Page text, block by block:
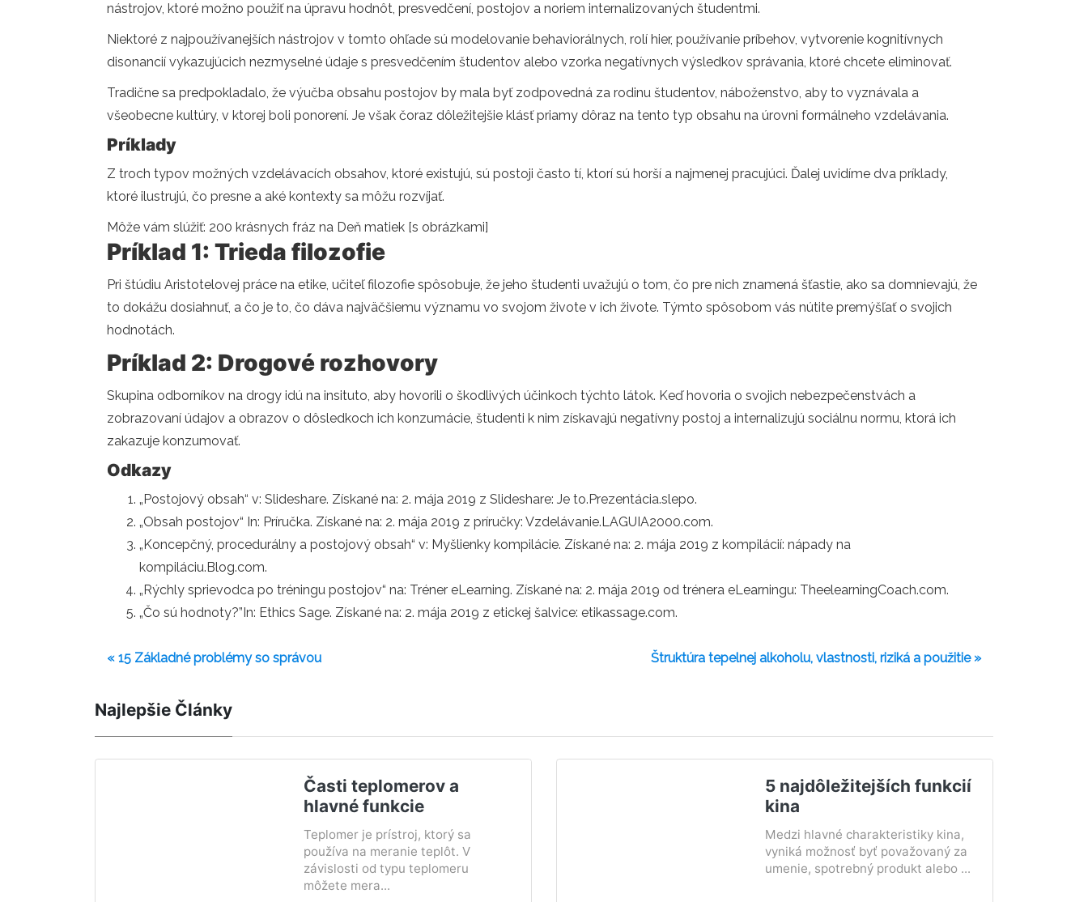
nástrojov, ktoré možno použiť na úpravu hodnôt, presvedčení, postojov a noriem internalizovaných študentmi.
Niektoré z najpoužívanejších nástrojov v tomto ohľade sú modelovanie behaviorálnych, rolí hier, používanie príbehov, vytvorenie kognitívnych
disonancií vykazujúcich nezmyselné údaje s presvedčením študentov alebo vzorka negatívnych výsledkov správania, ktoré chcete eliminovať.
Tradične sa predpokladalo, že výučba obsahu postojov by mala byť zodpovedná za rodinu študentov, náboženstvo, aby to vyznávala a
všeobecne kultúry, v ktorej boli ponorení. Je však čoraz dôležitejšie klásť priamy dôraz na tento typ obsahu na úrovni formálneho vzdelávania.
Príklady
Z troch typov možných vzdelávacích obsahov, ktoré existujú, sú postoji často tí, ktorí sú horší a najmenej pracujúci. Ďalej uvidíme dva príklady,
ktoré ilustrujú, čo presne a aké kontexty sa môžu rozvíjať.
Môže vám slúžiť: 200 krásnych fráz na Deň matiek [s obrázkami]
Príklad 1: Trieda filozofie
Pri štúdiu Aristotelovej práce na etike, učiteľ filozofie spôsobuje, že jeho študenti uvažujú o tom, čo pre nich znamená šťastie, ako sa domnievajú, že
to dokážu dosiahnuť, a čo je to, čo dáva najväčšiemu významu vo svojom živote v ich živote. Týmto spôsobom vás nútite premýšľať o svojich
hodnotách.
Príklad 2: Drogové rozhovory
Skupina odborníkov na drogy idú na insituto, aby hovorili o škodlivých účinkoch týchto látok. Keď hovoria o svojich nebezpečenstvách a
zobrazovaní údajov a obrazov o dôsledkoch ich konzumácie, študenti k nim získavajú negatívny postoj a internalizujú sociálnu normu, ktorá ich
zakazuje konzumovať.
Odkazy
„Postojový obsah“ v: Slideshare. Získané na: 2. mája 2019 z Slideshare: Je to.Prezentácia.slepo.
„Obsah postojov“ In: Príručka. Získané na: 2. mája 2019 z príručky: Vzdelávanie.LAGUIA2000.com.
„Koncepčný, procedurálny a postojový obsah“ v: Myšlienky kompilácie. Získané na: 2. mája 2019 z kompilácií: nápady na
kompiláciu.Blog.com.
„Rýchly sprievodca po tréningu postojov“ na: Tréner eLearning. Získané na: 2. mája 2019 od trénera eLearningu: TheelearningCoach.com.
„Čo sú hodnoty?”In: Ethics Sage. Získané na: 2. mája 2019 z etickej šalvice: etikassage.com.
« 15 Základné problémy so správou Štruktúra tepelnej alkoholu, vlastnosti, riziká a použitie »
Najlepšie Články
Časti teplomerov a
hlavné funkcie
Teplomer je prístroj, ktorý sa
používa na meranie teplôt. V
závislosti od typu teplomeru
môžete mera...
5 najdôležitejších funkcií
kina
Medzi hlavné charakteristiky kina,
vyniká možnosť byť považovaný za
umenie, spotrebný produkt alebo ...